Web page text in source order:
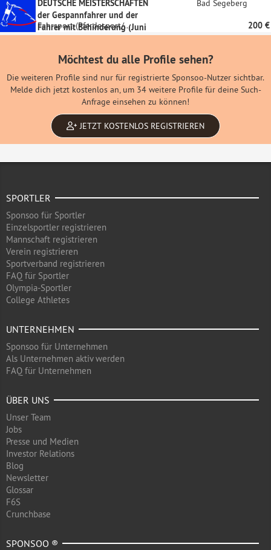
DEUTSCHE MEISTERSCHAFTEN
der Gespannfahrer und der
Fahrer mit Behinderung (Juni
Bad Segeberg
Fahrsport (Pferdesport/Gespann-Fahren) 200 €
Möchtest du alle Profile sehen?
Die weiteren Profile sind nur für registrierte Sponsoo-Nutzer sichtbar.
Melde dich jetzt kostenlos an, um 34 weitere Profile für deine Such-
Anfrage einsehen zu können!
JETZT KOSTENLOS REGISTRIEREN
SPORTLER
Sponsoo für Sportler
Einzelsportler registrieren
Mannschaft registrieren
Verein registrieren
Sportverband registrieren
FAQ für Sportler
Olympia-Sportler
College Athletes
UNTERNEHMEN
Sponsoo für Unternehmen
Als Unternehmen aktiv werden
FAQ für Unternehmen
ÜBER UNS
Unser Team
Jobs
Presse und Medien
Investor Relations
Blog
Newsletter
Glossar
F6S
Crunchbase
SPONSOO ®